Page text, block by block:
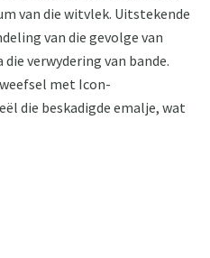
van die witvlek. Uitstekende
van die gevolge van
verwydering van bande.
met Icon-
die beskadigde emalje, wat